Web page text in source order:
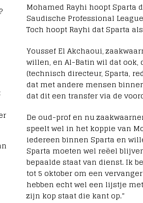
Mohamed Rayhi hoopt Sparta
Saudische Professional
Toch hoopt Rayhi dat Sparta
Youssef El Akchaoui,
willen, en Al-Batin wil dat ook,
(technisch directeur, Sparta,
dat met andere mensen
dat dit een transfer via de
De oud-prof en nu
speelt wel in het koppie van
iedereen binnen Sparta en
Sparta moeten wel reëel
bepaalde staat van dienst. Ik
tot 5 oktober om een
hebben echt wel een lijstje
zijn kop staat die kant op.”